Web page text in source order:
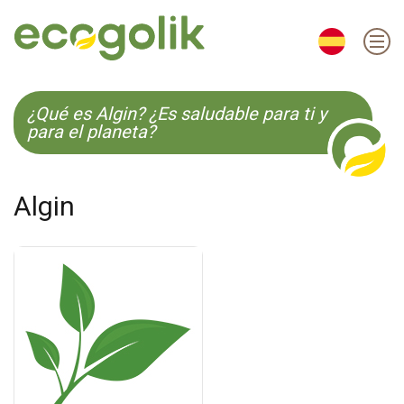
EN ES CS KO
¿Qué es Algin? ¿Es saludable para ti y
para el planeta?
Algin